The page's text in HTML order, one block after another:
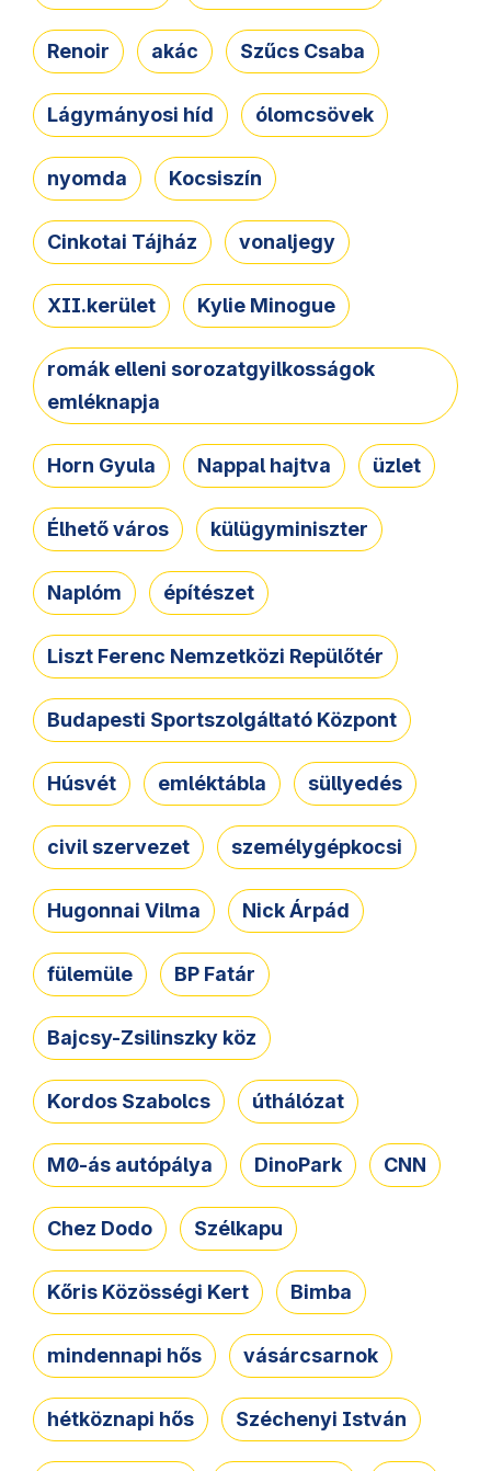
Renoir akác Szűcs Csaba
Lágymányosi híd ólomcsövek
nyomda Kocsiszín
Cinkotai Tájház vonaljegy
XII.kerület Kylie Minogue
romák elleni sorozatgyilkosságok
emléknapja
Horn Gyula Nappal hajtva üzlet
Élhető város külügyminiszter
Naplóm építészet
Liszt Ferenc Nemzetközi Repülőtér
Budapesti Sportszolgáltató Központ
Húsvét emléktábla süllyedés
civil szervezet személygépkocsi
Hugonnai Vilma Nick Árpád
fülemüle BP Fatár
Bajcsy-Zsilinszky köz
Kordos Szabolcs úthálózat
M0-ás autópálya DinoPark CNN
Chez Dodo Szélkapu
Kőris Közösségi Kert Bimba
mindennapi hős vásárcsarnok
hétköznapi hős Széchenyi István